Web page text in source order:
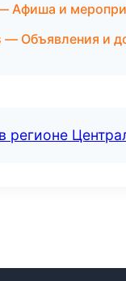
Афиша и
— Объявления и
регионе